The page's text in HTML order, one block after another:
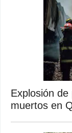
Explosión
muertos en